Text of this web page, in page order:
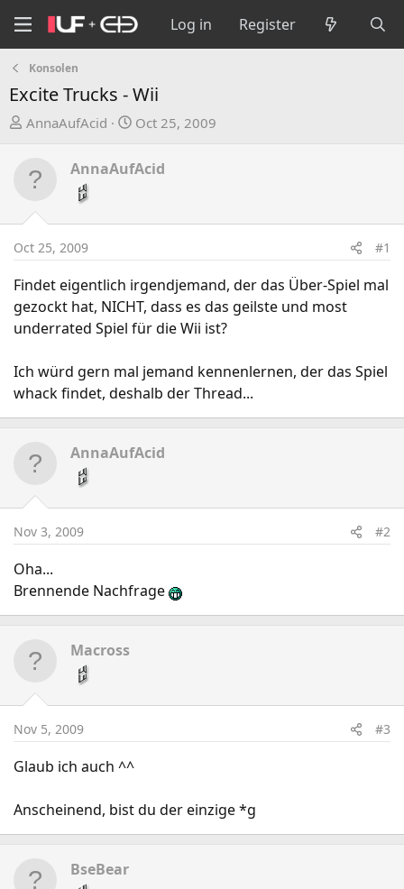
Log in Register
Konsolen
Excite Trucks - Wii
T
e
d
s
t
a
r
e
AnnaAufAcid
S
a
d
t
e
Oct 25, 2009
AnnaAufAcid
Oct 25, 2009 #1
Findet eigentlich irgendjemand, der das Über-Spiel mal
gezockt hat, NICHT, dass es das geilste und most
underrated Spiel für die Wii ist?
Ich würd gern mal jemand kennenlernen, der das Spiel
whack findet, deshalb der Thread...
AnnaAufAcid
Nov 3, 2009 #2
Oha...
Brennende Nachfrage
Macross
Nov 5, 2009 #3
Glaub ich auch ^^
Anscheinend, bist du der einzige *g
BseBear